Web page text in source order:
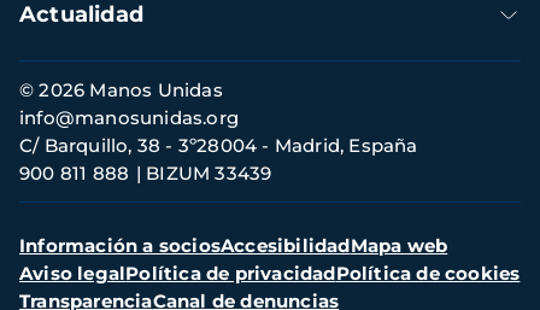
Actualidad
Información
de
contacto
© 2026 Manos Unidas
C/ Barquillo, 38 - 3º28004 - Madrid, España
900 811 888
BIZUM 33439
info@manosunidas.org
Menú
secundario
Información a sociosAccesibilidadMapa web
Aviso legalPolítica de privacidadPolítica de cookies
TransparenciaCanal de denuncias